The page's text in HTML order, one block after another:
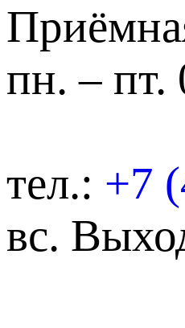
пн. – пт.
тел.: +7
вс.